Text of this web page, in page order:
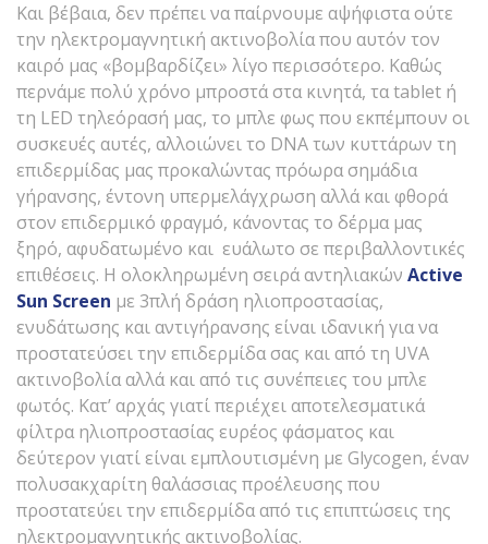
Και βέβαια, δεν πρέπει να παίρνουμε αψήφιστα ούτε
την ηλεκτρομαγνητική ακτινοβολία που αυτόν τον
καιρό μας «βομβαρδίζει» λίγο περισσότερο. Καθώς
περνάμε πολύ χρόνο μπροστά στα κινητά, τα tablet ή
τη LED τηλεόρασή μας, το μπλε φως που εκπέμπουν οι
συσκευές αυτές, αλλοιώνει το DNA των κυττάρων τη
επιδερμίδας μας προκαλώντας πρόωρα σημάδια
γήρανσης, έντονη υπερμελάγχρωση αλλά και φθορά
στον επιδερμικό φραγμό, κάνοντας το δέρμα μας
ξηρό, αφυδατωμένο και ευάλωτο σε περιβαλλοντικές
επιθέσεις. Η ολοκληρωμένη σειρά αντηλιακών Active
Sun Screen με 3πλή δράση ηλιοπροστασίας,
ενυδάτωσης και αντιγήρανσης είναι ιδανική για να
προστατεύσει την επιδερμίδα σας και από τη UVA
ακτινοβολία αλλά και από τις συνέπειες του μπλε
φωτός. Κατ’ αρχάς γιατί περιέχει αποτελεσματικά
φίλτρα ηλιοπροστασίας ευρέος φάσματος και
δεύτερον γιατί είναι εμπλουτισμένη με Glycogen, έναν
πολυσακχαρίτη θαλάσσιας προέλευσης που
προστατεύει την επιδερμίδα από τις επιπτώσεις της
ηλεκτρομαγνητικής ακτινοβολίας.